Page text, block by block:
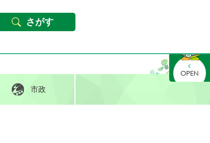
Foreign languages
市政
さがす